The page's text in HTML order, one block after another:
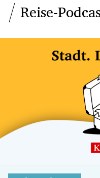
Reise-